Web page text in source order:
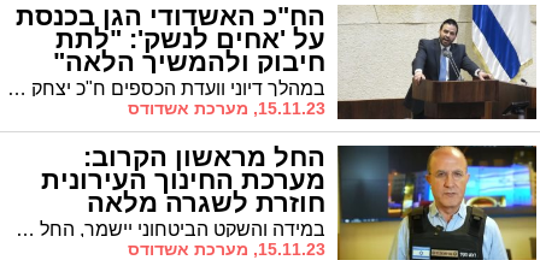
הח"כ האשדודי הגן בכנסת
על 'אחים לנשק': "לתת
חיבוק ולהמשיך הלאה"
במהלך דיוני וועדת הכספים ח"כ יצחק פינדרוס ניסה להחריג את עמותת 'אחים לנשק' מההקלות במס, אך יו"ר הוועדה ח"כ גפני וח"כ ינון אזולאי מש"ס הדפו את דבריו
15.11.23, מערכת אשדודס
החל מראשון הקרוב:
מערכת החינוך העירונית
חוזרת לשגרה מלאה
במידה והשקט הביטחוני יישמר, החל מיום ראשון הקרוב כלל מערכת העירונית בעיר תשוב לפעילות רגילה.
15.11.23, מערכת אשדודס